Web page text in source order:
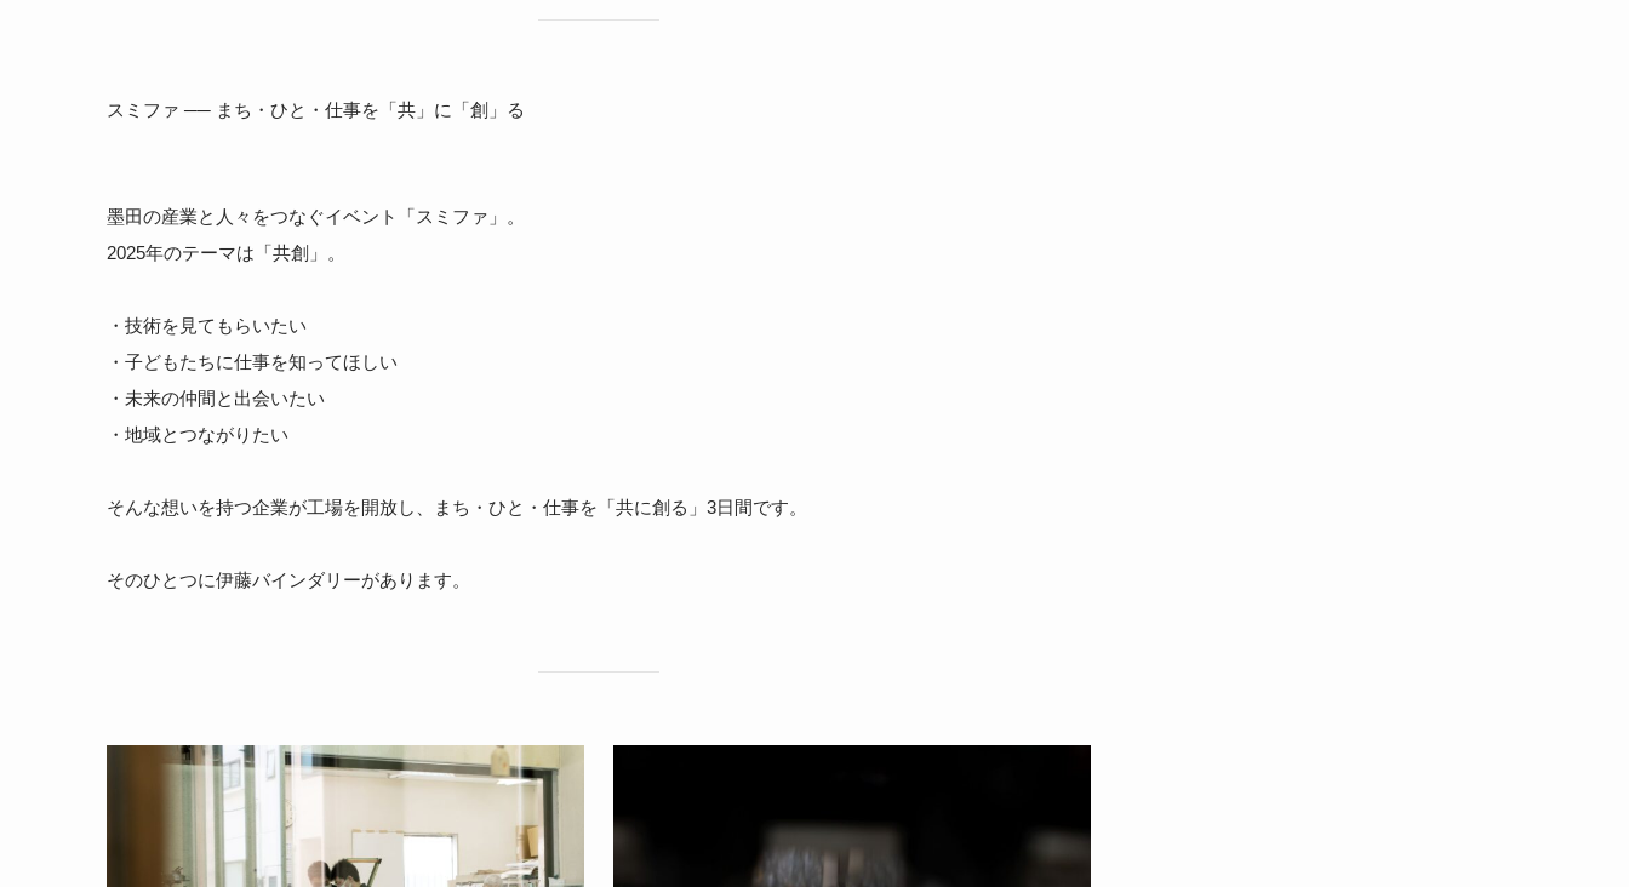
スミファ ── まち・ひと・仕事を「共」に「創」る
墨田の産業と人々をつなぐイベント「スミファ」。
2025年のテーマは「共創」。
・技術を見てもらいたい
・子どもたちに仕事を知ってほしい
・未来の仲間と出会いたい
・地域とつながりたい
そんな想いを持つ企業が工場を開放し、まち・ひと・仕事を「共に創る」3日間です。
そのひとつに伊藤バインダリーがあります。